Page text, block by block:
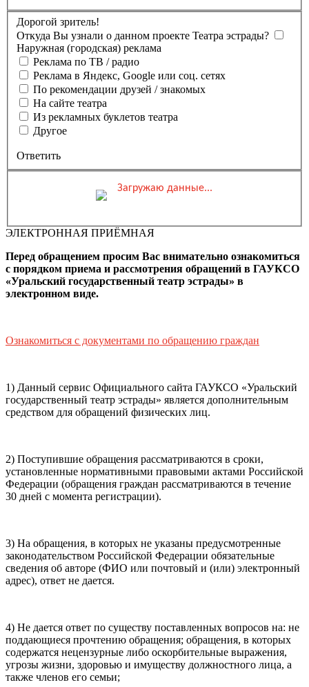
Дорогой зритель!
Откуда Вы узнали о данном проекте Театра эстрады?
Наружная (городская) реклама
Реклама по ТВ / радио
Реклама в Яндекс, Google или соц. сетях
По рекомендации друзей / знакомых
На сайте театра
Из рекламных буклетов театра
Другое
Ответить
Загружаю данные...
Вы бронируете места наМероприятие состоитсяЗал
Промокод
Применить
Фамилия, Имя (Отчество
мобильный номер телефона
Способ оплаты
Банковская карта
карта
правила возвратабилетов, а такжеправила посещения
театра.
Я ознакомлен(-а) сПолитикой ГАУКСО
«УГТЭ» в отношении обработки персональных данных
(политикой конфиденциальности)
своё согласие на обработку своих персональных данных
покупаю билет(-ы) для лиц, соответсвующих возрастной
категории мероприятия.
Подтвердить
ЭЛЕКТРОННАЯ ПРИЁМНАЯ
Перед обращением просим Вас внимательно ознакомиться
с порядком приема и рассмотрения обращений в ГАУКСО
«Уральский государственный театр эстрады» в
электронном виде.
Ознакомиться с документами по обращению граждан
1) Данный сервис Официального сайта ГАУКСО «Уральский
государственный театр эстрады» является дополнительным
средством для обращений физических лиц.
2) Поступившие обращения рассматриваются в сроки,
установленные нормативными правовыми актами Российской
Федерации (обращения граждан рассматриваются в течение
30 дней с момента регистрации).
3) На обращения, в которых не указаны предусмотренные
законодательством Российской Федерации обязательные
сведения об авторе (ФИО или почтовый и (или) электронный
адрес), ответ не дается.
4) Не дается ответ по существу поставленных вопросов на: не
поддающиеся прочтению обращения; обращения, в которых
содержатся нецензурные либо оскорбительные выражения,
угрозы жизни, здоровью и имуществу должностного лица, а
также членов его семьи;